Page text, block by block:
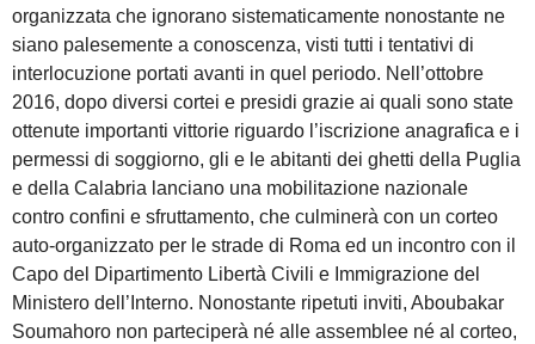
organizzata che ignorano sistematicamente nonostante ne
siano palesemente a conoscenza, visti tutti i tentativi di
interlocuzione portati avanti in quel periodo. Nell’ottobre
2016, dopo diversi cortei e presidi grazie ai quali sono state
ottenute importanti vittorie riguardo l’iscrizione anagrafica e i
permessi di soggiorno, gli e le abitanti dei ghetti della Puglia
e della Calabria lanciano una mobilitazione nazionale
contro confini e sfruttamento, che culminerà con un corteo
auto-organizzato per le strade di Roma ed un incontro con il
Capo del Dipartimento Libertà Civili e Immigrazione del
Ministero dell’Interno. Nonostante ripetuti inviti, Aboubakar
Soumahoro non parteciperà né alle assemblee né al corteo,